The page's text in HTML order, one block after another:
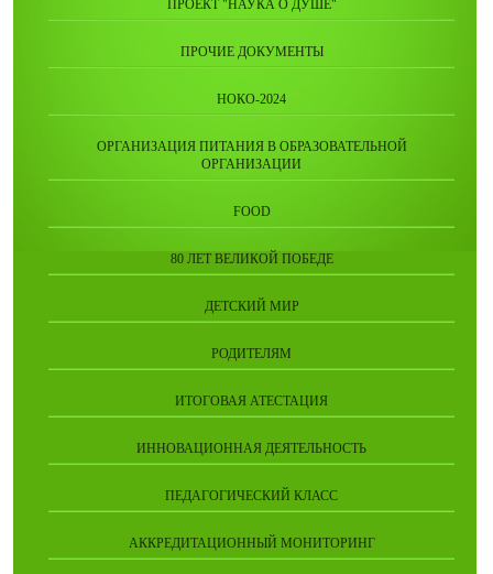
ПРОЕКТ "НАУКА О ДУШЕ"
ПРОЧИЕ ДОКУМЕНТЫ
НОКО-2024
ОРГАНИЗАЦИЯ ПИТАНИЯ В ОБРАЗОВАТЕЛЬНОЙ
ОРГАНИЗАЦИИ
FOOD
80 ЛЕТ ВЕЛИКОЙ ПОБЕДЕ
ДЕТСКИЙ МИР
РОДИТЕЛЯМ
ИТОГОВАЯ АТЕСТАЦИЯ
ИННОВАЦИОННАЯ ДЕЯТЕЛЬНОСТЬ
ПЕДАГОГИЧЕСКИЙ КЛАСС
АККРЕДИТАЦИОННЫЙ МОНИТОРИНГ